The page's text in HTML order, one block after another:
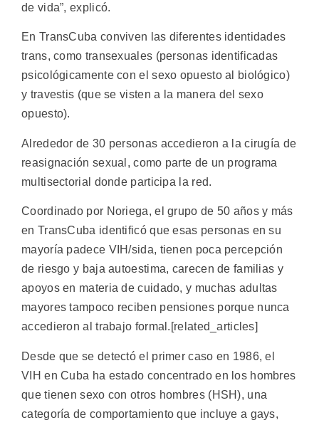
de vida”, explicó.
En TransCuba conviven las diferentes identidades
trans, como transexuales (personas identificadas
psicológicamente con el sexo opuesto al biológico)
y travestis (que se visten a la manera del sexo
opuesto).
Alrededor de 30 personas accedieron a la cirugía de
reasignación sexual, como parte de un programa
multisectorial donde participa la red.
Coordinado por Noriega, el grupo de 50 años y más
en TransCuba identificó que esas personas en su
mayoría padece VIH/sida, tienen poca percepción
de riesgo y baja autoestima, carecen de familias y
apoyos en materia de cuidado, y muchas adultas
mayores tampoco reciben pensiones porque nunca
accedieron al trabajo formal.[related_articles]
Desde que se detectó el primer caso en 1986, el
VIH en Cuba ha estado concentrado en los hombres
que tienen sexo con otros hombres (HSH), una
categoría de comportamiento que incluye a gays,